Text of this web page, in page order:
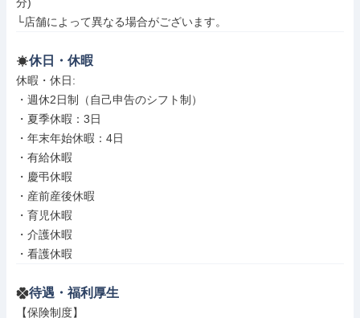
└店舗によって異なる場合がございます。
休日・休暇
休暇・休日:
・週休2日制（自己申告のシフト制）
・夏季休暇：3日
・年末年始休暇：4日
・有給休暇
・慶弔休暇
・産前産後休暇
・育児休暇
・介護休暇
・看護休暇
待遇・福利厚生
【保険制度】